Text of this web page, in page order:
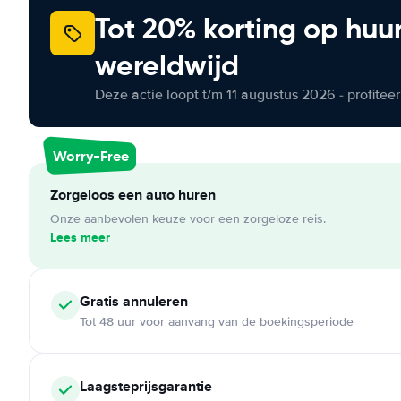
Tot 20% korting op
wereldwijd
Deze actie loopt t/m 11 augustus 2026 -
Worry-Free
Zorgeloos een auto huren
Onze aanbevolen keuze voor een zorgeloze reis.
Lees meer
Gratis annuleren
Tot 48 uur voor aanvang van de boekingsperiode
Laagsteprijsgarantie